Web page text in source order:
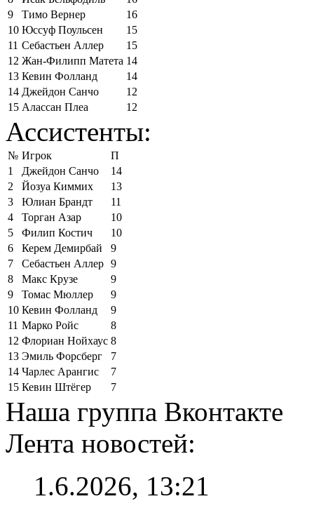
9
Тимо Вернер
16
10 Юссуф Поульсен
15
11 Себастьен Аллер
15
12 Жан-Филипп Матета 14
13 Кевин Фолланд
14
14 Джейдон Санчо
12
15 Алассан Плеа 12
Ассистенты:
№ Игрок
П
1
Джейдон Санчо
14
2
Йозуа Киммих
13
3
Юлиан Брандт
11
4
Торган Азар
10
5
Филип Костич
10
6
Керем Демирбай
9
7
Себастьен Аллер 9
8
Макс Крузе
9
9
Томас Мюллер
9
10 Кевин Фолланд
9
11 Марко Ройс
8
12 Флориан Нойхаус 8
13 Эмиль Форсберг
7
14 Чарлес Арангис
7
15 Кевин Штёгер 7
Наша группа Вконтакте
Лента новостей:
1.6.2026, 13:21